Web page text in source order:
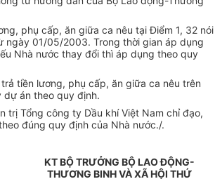
phụ cấp, ăn giữa ca nêu tại Điểm 1, 32 nói
ngày 01/05/2003. Trong thời gian áp dụng
Nhà nước thay đổi thì áp dụng theo quy
tiền lương, phụ cấp, ăn giữa ca nêu trên
dự án theo quy định.
trị Tổng công ty Dầu khí Việt Nam chỉ đạo,
đúng quy định của Nhà nước./.
KT BỘ TRƯỞNG BỘ LAO ĐỘNG-
THƯƠNG BINH VÀ XÃ HỘI THỨ